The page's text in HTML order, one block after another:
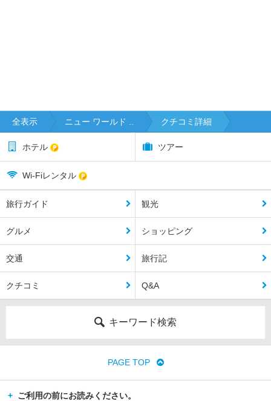
全表示 ニュー ワールド .. クチコミ詳細
ホテル ツアー
Wi-Fiレンタル
旅行ガイド 観光
グルメ ショッピング
交通 旅行記
クチコミ Q&A
キーワード検索
PAGE TOP
ご利用の前にお読みください。